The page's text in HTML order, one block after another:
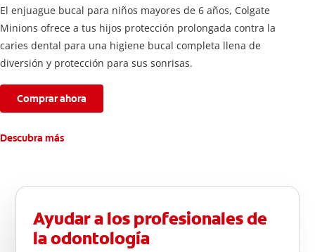
El enjuague bucal para niños mayores de 6 años, Colgate
Minions ofrece a tus hijos protección prolongada contra la
caries dental para una higiene bucal completa llena de
diversión y protección para sus sonrisas.
Comprar ahora
Descubra más
Ayudar a los profesionales de
la odontología